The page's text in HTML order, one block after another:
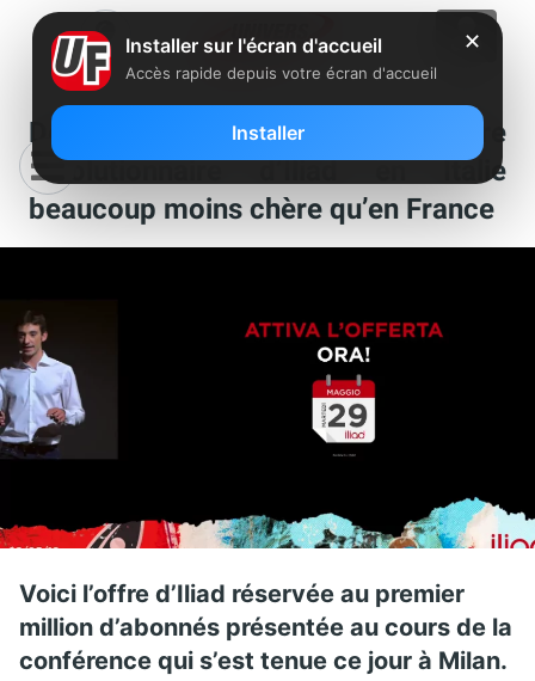
Découvrez le contenu de l’offre
révolutionnaire d’Iliad en Italie
beaucoup moins chère qu’en France
Voici l’offre d’Iliad réservée au premier
million d’abonnés présentée au cours de la
conférence qui s’est tenue ce jour à Milan.
✕
Installer sur l'écran d'accueil
Accès rapide depuis votre écran d'accueil
Installer